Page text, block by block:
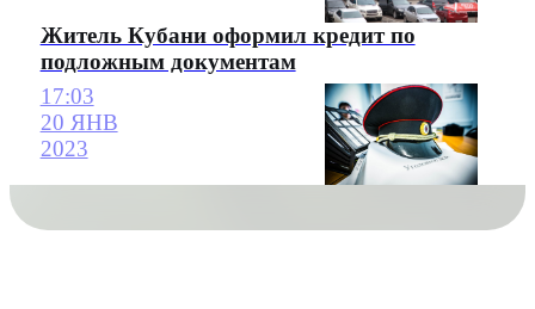
Житель Кубани оформил кредит по
подложным документам
17:03
20 ЯНВ
2023